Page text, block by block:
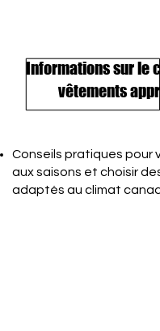
Informations sur le
vêtements
Conseils pratiques pour
aux saisons et choisir
adaptés au climat